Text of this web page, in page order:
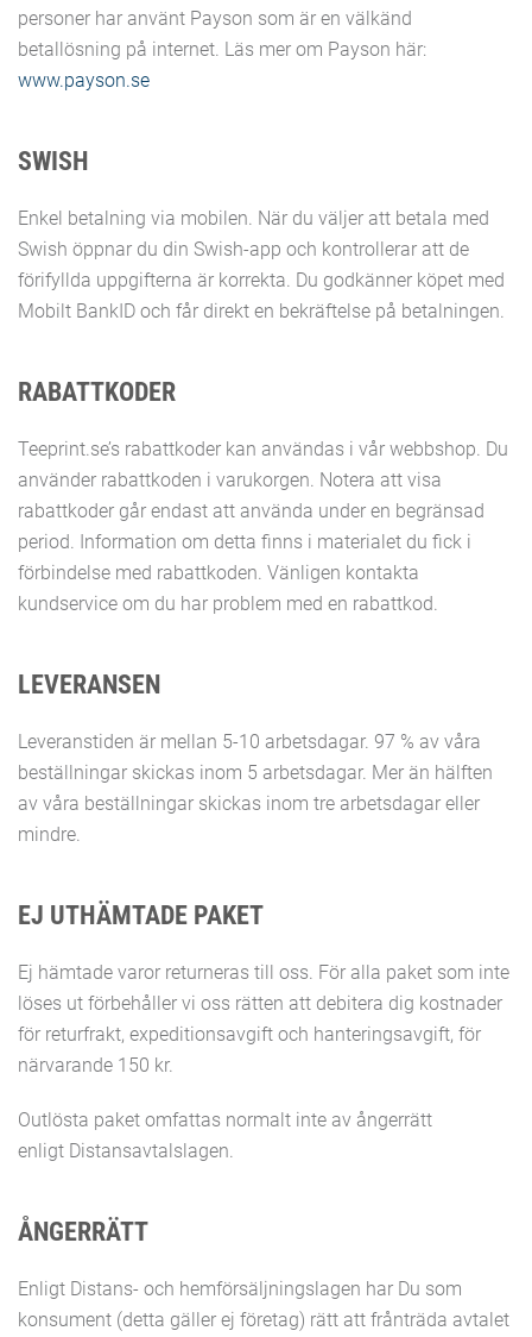
personer har använt Payson som är en välkänd
betallösning på internet. Läs mer om Payson här:
www.payson.se
SWISH
Enkel betalning via mobilen. När du väljer att betala med
Swish öppnar du din Swish-app och kontrollerar att de
förifyllda uppgifterna är korrekta. Du godkänner köpet med
Mobilt BankID och får direkt en bekräftelse på betalningen.
RABATTKODER
Teeprint.se’s rabattkoder kan användas i vår webbshop. Du
använder rabattkoden i varukorgen. Notera att visa
rabattkoder går endast att använda under en begränsad
period. Information om detta finns i materialet du fick i
förbindelse med rabattkoden. Vänligen kontakta
kundservice om du har problem med en rabattkod.
LEVERANSEN
Leveranstiden är mellan 5-10 arbetsdagar. 97 % av våra
beställningar skickas inom 5 arbetsdagar. Mer än hälften
av våra beställningar skickas inom tre arbetsdagar eller
mindre.
EJ UTHÄMTADE PAKET
Ej hämtade varor returneras till oss. För alla paket som inte
löses ut förbehåller vi oss rätten att debitera dig kostnader
för returfrakt, expeditionsavgift och hanteringsavgift, för
närvarande 150 kr.
Outlösta paket omfattas normalt inte av ångerrätt
enligt Distansavtalslagen.
ÅNGERRÄTT
Enligt Distans- och hemförsäljningslagen har Du som
konsument (detta gäller ej företag) rätt att frånträda avtalet